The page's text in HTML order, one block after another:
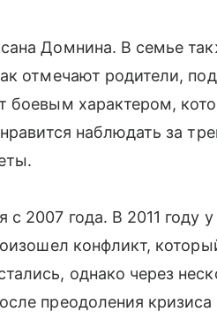
Домнина. В семье
отмечают родители,
боевым характером,
наблюдать за
2007 года. В 2011 году
конфликт,
однако через
преодоления